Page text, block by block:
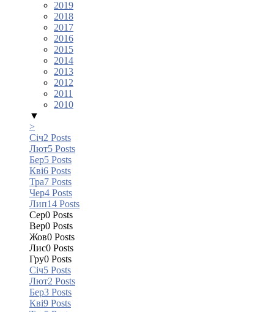
2019
2018
2017
2016
2015
2014
2013
2012
2011
2010
▼
>
Січ2 Posts
Лют5 Posts
Бер5 Posts
Кві6 Posts
Тра7 Posts
Чер4 Posts
Лип14 Posts
Сер0 Posts
Вер0 Posts
Жов0 Posts
Лис0 Posts
Гру0 Posts
Січ5 Posts
Лют2 Posts
Бер3 Posts
Кві9 Posts